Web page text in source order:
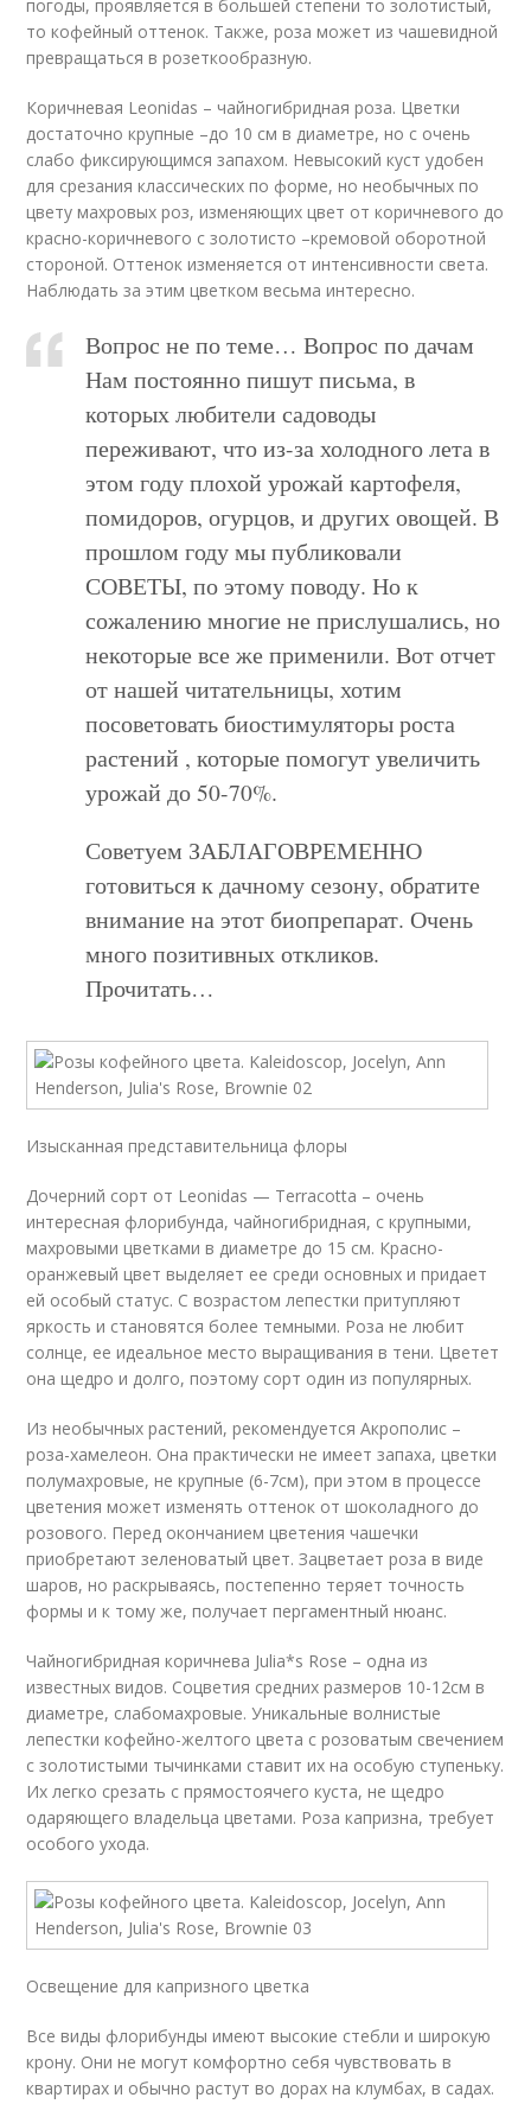
погоды, проявляется в большей степени то золотистый,
то кофейный оттенок. Также, роза может из чашевидной
превращаться в розеткообразную.
Коричневая Leonidas – чайногибридная роза. Цветки
достаточно крупные –до 10 см в диаметре, но с очень
слабо фиксирующимся запахом. Невысокий куст удобен
для срезания классических по форме, но необычных по
цвету махровых роз, изменяющих цвет от коричневого до
красно-коричневого с золотисто –кремовой оборотной
стороной. Оттенок изменяется от интенсивности света.
Наблюдать за этим цветком весьма интересно.
Вопрос не по теме… Вопрос по дачам
Нам постоянно пишут письма, в
которых любители садоводы
переживают, что из-за холодного лета в
этом году плохой урожай картофеля,
помидоров, огурцов, и других овощей. В
прошлом году мы публиковали
СОВЕТЫ, по этому поводу. Но к
сожалению многие не прислушались, но
некоторые все же применили. Вот отчет
от нашей читательницы, хотим
посоветовать биостимуляторы роста
растений , которые помогут увеличить
урожай до 50-70%.
Советуем ЗАБЛАГОВРЕМЕННО
готовиться к дачному сезону, обратите
внимание на этот биопрепарат. Очень
много позитивных откликов.
Прочитать…
Изысканная представительница флоры
Дочерний сорт от Leonidas — Terracotta – очень
интересная флорибунда, чайногибридная, с крупными,
махровыми цветками в диаметре до 15 см. Красно-
оранжевый цвет выделяет ее среди основных и придает
ей особый статус. С возрастом лепестки притупляют
яркость и становятся более темными. Роза не любит
солнце, ее идеальное место выращивания в тени. Цветет
она щедро и долго, поэтому сорт один из популярных.
Из необычных растений, рекомендуется Акрополис –
роза-хамелеон. Она практически не имеет запаха, цветки
полумахровые, не крупные (6-7см), при этом в процессе
цветения может изменять оттенок от шоколадного до
розового. Перед окончанием цветения чашечки
приобретают зеленоватый цвет. Зацветает роза в виде
шаров, но раскрываясь, постепенно теряет точность
формы и к тому же, получает пергаментный нюанс.
Чайногибридная коричнева Julia*s Rose – одна из
известных видов. Соцветия средних размеров 10-12см в
диаметре, слабомахровые. Уникальные волнистые
лепестки кофейно-желтого цвета с розоватым свечением
с золотистыми тычинками ставит их на особую ступеньку.
Их легко срезать с прямостоячего куста, не щедро
одаряющего владельца цветами. Роза капризна, требует
особого ухода.
Освещение для капризного цветка
Все виды флорибунды имеют высокие стебли и широкую
крону. Они не могут комфортно себя чувствовать в
квартирах и обычно растут во дорах на клумбах, в садах.